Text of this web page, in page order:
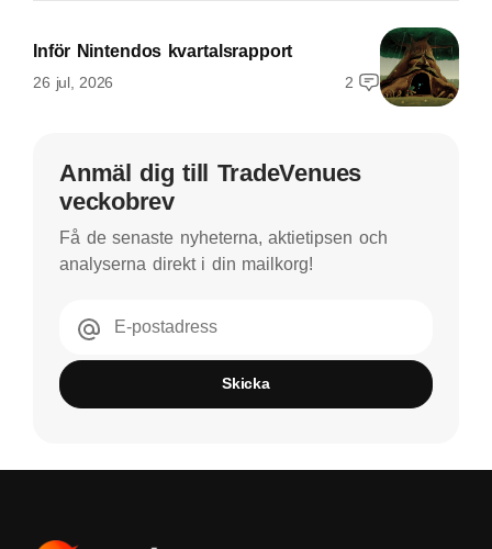
Inför Nintendos kvartalsrapport
26 jul, 2026 2
Anmäl dig till TradeVenues
veckobrev
Få de senaste nyheterna, aktietipsen och
analyserna direkt i din mailkorg!
E-postadress
Skicka